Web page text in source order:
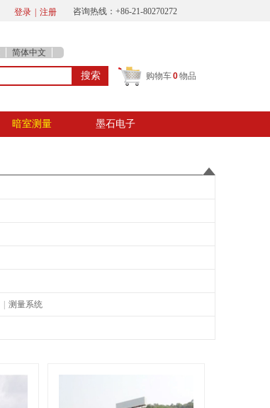
咨询热线：+86-21-80270272
登录 注册
简体中文
购物车0物品
搜索
暗室测量 墨石电子
测量系统